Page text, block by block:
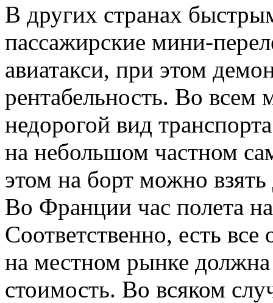
В других странах
пассажирские мини-
авиатакси, при этом
рентабельность. Во всем
недорогой вид
на небольшом частном
этом на борт можно
Во Франции час полета
Соответственно, есть
на местном рынке
стоимость. Во всяком